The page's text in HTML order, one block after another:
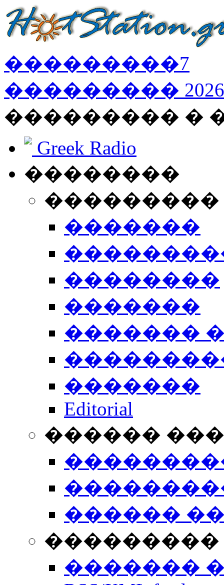
���������7
��������� 2026
��������� �
Greek Radio
��������
�������
��������
�������
�������
�������
Editorial
������
������
���������
�������